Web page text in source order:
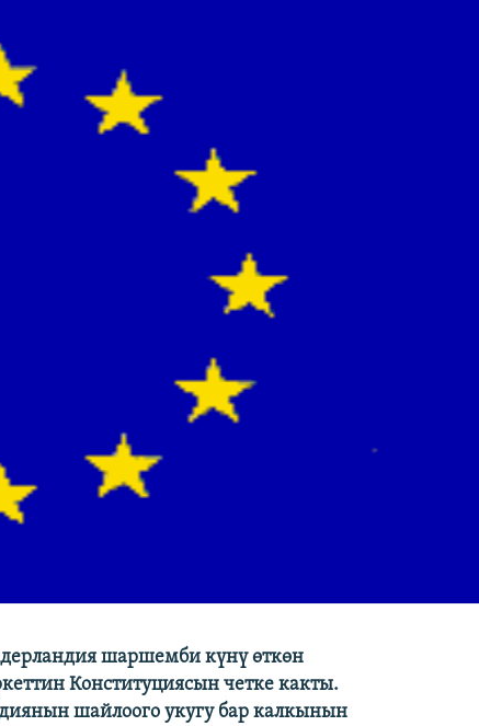
шаршемби күнү өткөн
Конституциясын четке какты.
шайлоого укугу бар калкынын